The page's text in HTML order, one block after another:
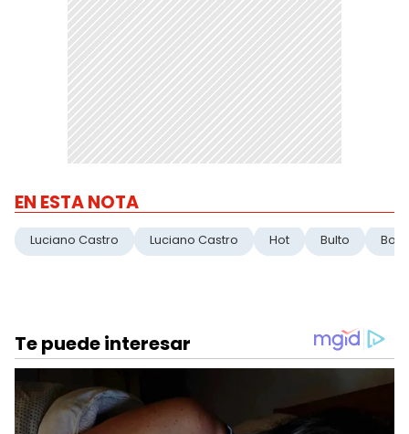
EN ESTA NOTA
Luciano Castro Luciano Castro Hot Bulto